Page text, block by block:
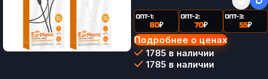
ОПТ-1:
80₽
ОПТ-2:
70₽
ОПТ-3:
55₽
Подробнее о ценах
1785 в наличии
1785 в наличии